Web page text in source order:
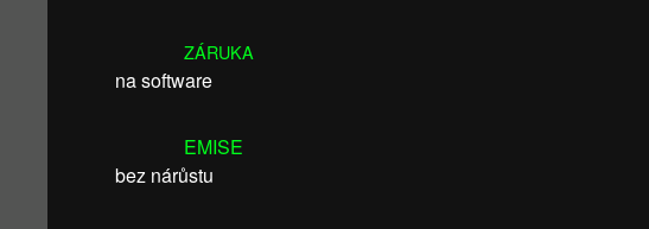
ZÁRUKA
na software
EMISE
bez nárůstu